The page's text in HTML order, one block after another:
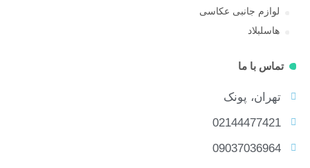
لوازم جانبی عکاسی
هاسلبلاد
تماس با ما
تهران، پونک
02144477421
09037036964